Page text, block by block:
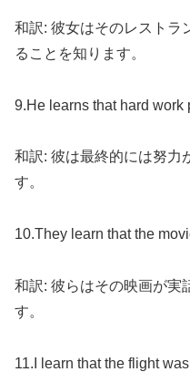
和訳: 彼女はそのレストラ
ることを知ります。
9.He learns that hard work
和訳: 彼は最終的には努力
す。
10.They learn that the
和訳: 彼らはその映画が実
す。
11.I learn that the flight